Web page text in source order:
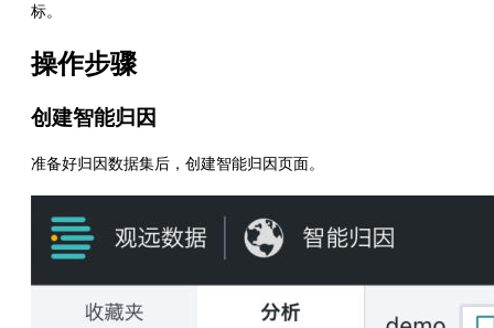
标。
操作步骤
创建智能归因
准备好归因数据集后，创建智能归因页面。